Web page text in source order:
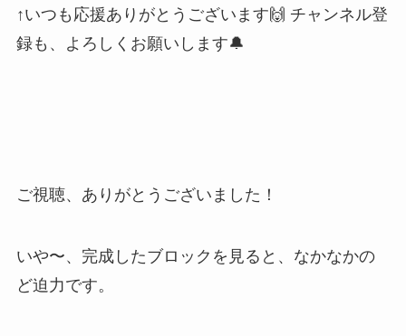
↑いつも応援ありがとうございます🙌 チャンネル登
録も、よろしくお願いします🔔
ご視聴、ありがとうございました！
いや〜、完成したブロックを見ると、なかなかの
ど迫力です。